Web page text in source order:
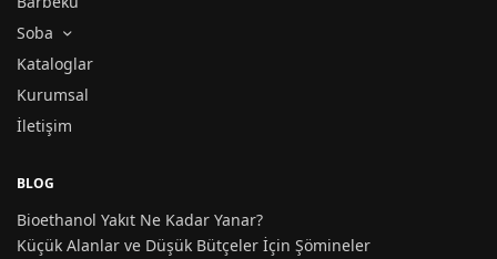
Soba
Kataloglar
Kurumsal
İletişim
BLOG
Bioethanol Yakıt Ne Kadar Yanar?
Küçük Alanlar ve Düşük Bütçeler İçin Şömineler